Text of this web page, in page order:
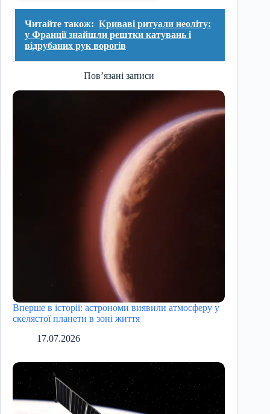
Читайте також: Криваві ритуали неоліту:
у Франції знайшли рештки катувань і
відрубаних рук ворогів
Пов’язані записи
Вперше в історії: астрономи виявили атмосферу у
скелястої планети в зоні життя
17.07.2026